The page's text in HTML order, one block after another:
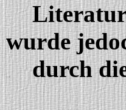
Literatur
wurde
durch